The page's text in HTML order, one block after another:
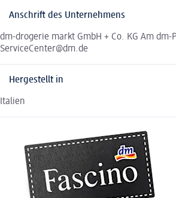
Anschrift des Unternehmens
dm-drogerie markt GmbH + Co. KG Am dm-
ServiceCenter@dm.de
Hergestellt in
Italien